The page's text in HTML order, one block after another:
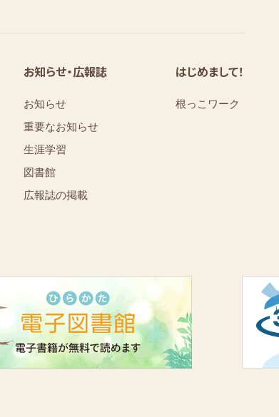
お知らせ・広報誌
お知らせ
重要なお知らせ
⁨⁩⁨⁩⁨⁩生涯学習
図書館
広報誌の掲載
はじめまして！
根っこワーク